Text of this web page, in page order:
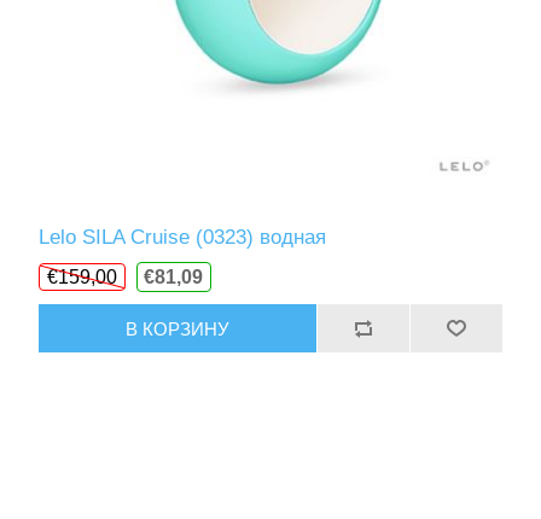
Lelo SILA Cruise (0323) водная
€159,00 €81,09
В КОРЗИНУ